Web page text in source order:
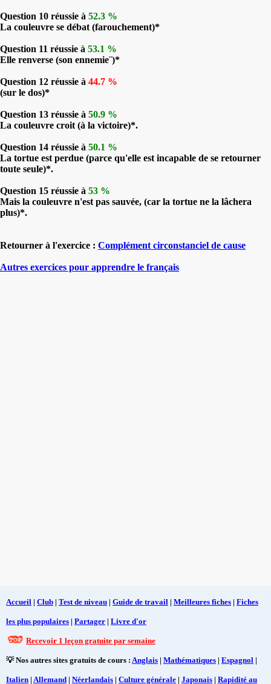
Question 10 réussie à 52.3 %
La couleuvre se débat (farouchement)*
Question 11 réussie à 53.1 %
Elle renverse (son ennemie¨)*
Question 12 réussie à 44.7 %
(sur le dos)*
Question 13 réussie à 50.9 %
La couleuvre croit (à la victoire)*.
Question 14 réussie à 50.1 %
La tortue est perdue (parce qu'elle est incapable de se retourner
toute seule)*.
Question 15 réussie à 53 %
Mais la couleuvre n'est pas sauvée, (car la tortue ne la lâchera
plus)*.
Retourner à l'exercice : Complément circonstanciel de cause
Autres exercices pour apprendre le français
Accueil | Club | Test de niveau | Guide de travail | Meilleures fiches | Fiches
les plus populaires | Partager | Livre d'or
Recevoir 1 leçon gratuite par semaine
💡 Nos autres sites gratuits de cours : Anglais | Mathématiques | Espagnol |
Italien | Allemand | Néerlandais | Culture générale | Japonais | Rapidité au